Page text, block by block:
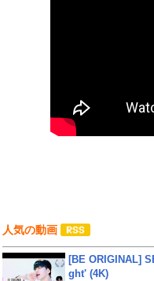
人気の動画
[BE ORIGINAL]
ght' (4K)